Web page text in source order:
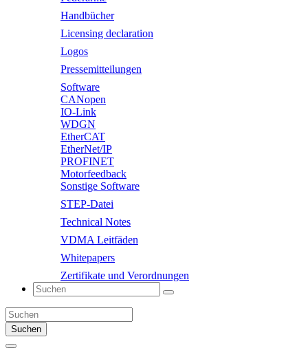
Handbücher
Licensing declaration
Logos
Pressemitteilungen
Software
CANopen
IO-Link
WDGN
EtherCAT
EtherNet/IP
PROFINET
Motorfeedback
Sonstige Software
STEP-Datei
Technical Notes
VDMA Leitfäden
Whitepapers
Zertifikate und Verordnungen
Suchen